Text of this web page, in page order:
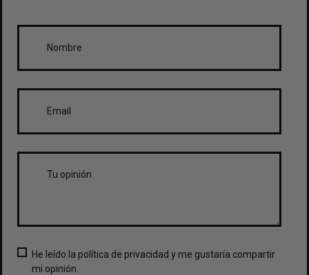
He leído la política de privacidad y me gustaría compartir
mi opinión.